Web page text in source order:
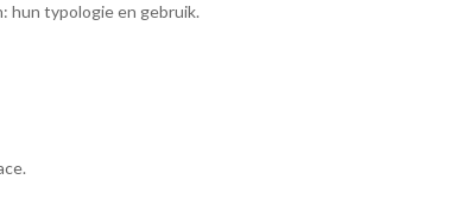
hun typologie en gebruik.